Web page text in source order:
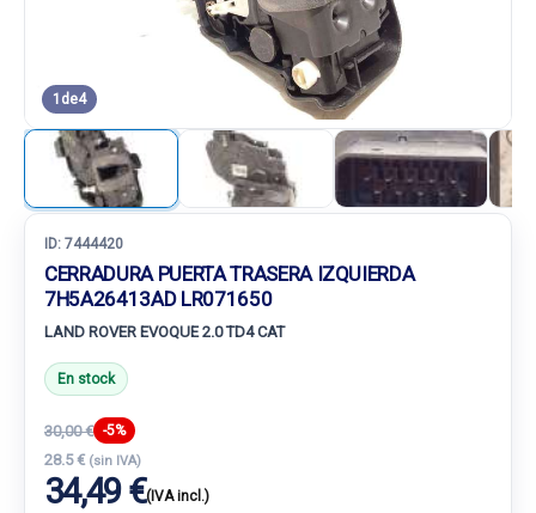
1 de4
ID: 7444420
CERRADURA PUERTA TRASERA IZQUIERDA
7H5A26413AD LR071650
LAND ROVER EVOQUE 2.0 TD4 CAT
En stock
30,00 € -5%
28.5 € (sin IVA)
34,49 €(IVA incl.)